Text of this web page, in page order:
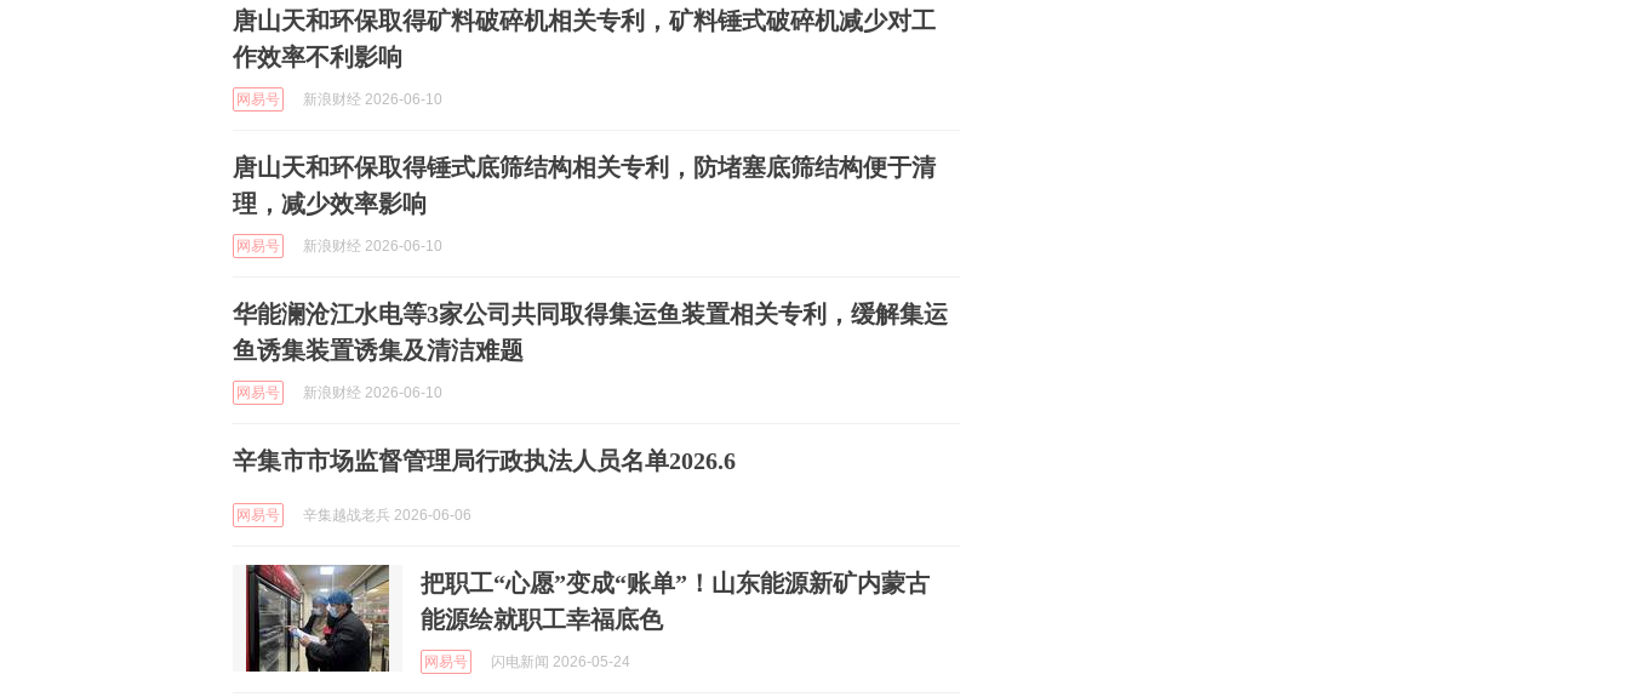
唐山天和环保取得矿料破碎机相关专利，矿料锤式破碎机减少对工
作效率不利影响
网易号 新浪财经 2026-06-10
唐山天和环保取得锤式底筛结构相关专利，防堵塞底筛结构便于清
理，减少效率影响
网易号 新浪财经 2026-06-10
华能澜沧江水电等3家公司共同取得集运鱼装置相关专利，缓解集运
鱼诱集装置诱集及清洁难题
网易号 新浪财经 2026-06-10
辛集市市场监督管理局行政执法人员名单2026.6
网易号 辛集越战老兵 2026-06-06
把职工“心愿”变成“账单”！山东能源新矿内蒙古
能源绘就职工幸福底色
网易号 闪电新闻 2026-05-24